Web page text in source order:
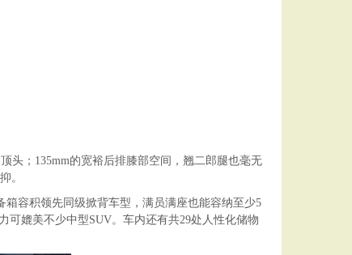
头；135mm的宽裕后排膝部空间，翘二郎腿也毫无
。
箱容积领先同级掀背车型，满员满座也能容纳至少5
可媲美不少中型SUV。车内还有共29处人性化储物